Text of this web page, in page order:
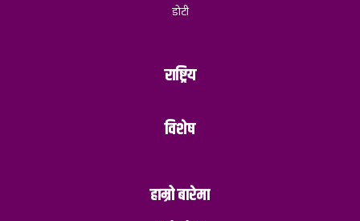
डोटी
राष्ट्रिय
विशेष
हाम्रो बारेमा